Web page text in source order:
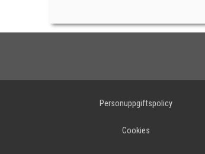
Personuppgiftspolicy
Cookies